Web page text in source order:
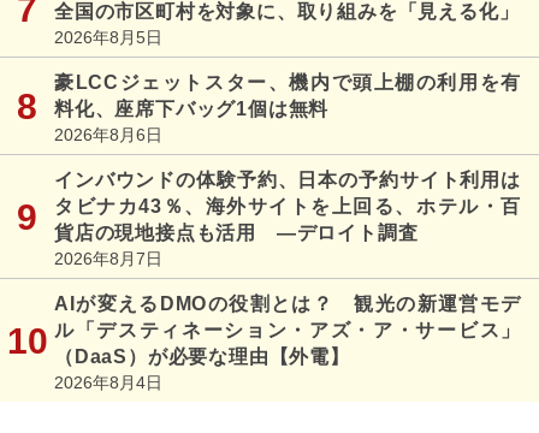
全国の市区町村を対象に、取り組みを「見える化」
2026年8月5日
豪LCCジェットスター、機内で頭上棚の利用を有
料化、座席下バッグ1個は無料
2026年8月6日
インバウンドの体験予約、日本の予約サイト利用は
タビナカ43％、海外サイトを上回る、ホテル・百
貨店の現地接点も活用 ―デロイト調査
2026年8月7日
AIが変えるDMOの役割とは？ 観光の新運営モデ
ル「デスティネーション・アズ・ア・サービス」
（DaaS）が必要な理由【外電】
2026年8月4日